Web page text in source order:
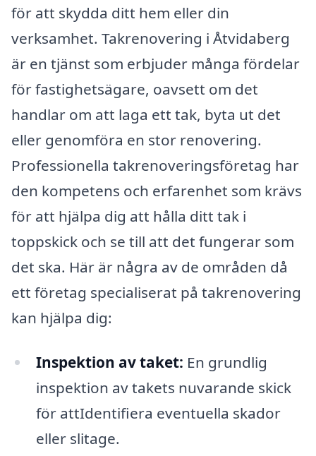
för att skydda ditt hem eller din
verksamhet. Takrenovering i Åtvidaberg
är en tjänst som erbjuder många fördelar
för fastighetsägare, oavsett om det
handlar om att laga ett tak, byta ut det
eller genomföra en stor renovering.
Professionella takrenoveringsföretag har
den kompetens och erfarenhet som krävs
för att hjälpa dig att hålla ditt tak i
toppskick och se till att det fungerar som
det ska. Här är några av de områden då
ett företag specialiserat på takrenovering
kan hjälpa dig:
Inspektion av taket: En grundlig
inspektion av takets nuvarande skick
för attIdentifiera eventuella skador
eller slitage.